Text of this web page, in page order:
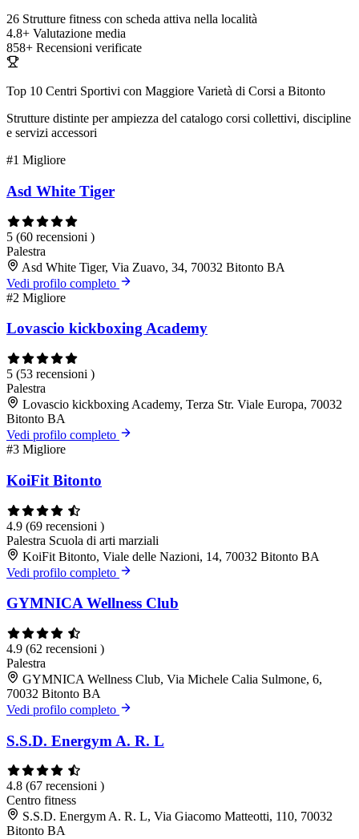
26 Strutture fitness con scheda attiva nella località
4.8+ Valutazione media
858+ Recensioni verificate
Top 10 Centri Sportivi con Maggiore Varietà di Corsi a Bitonto
Strutture distinte per ampiezza del catalogo corsi collettivi, discipline
e servizi accessori
#1 Migliore
Asd White Tiger
5 (60 recensioni )
Palestra
Asd White Tiger, Via Zuavo, 34, 70032 Bitonto BA
Vedi profilo completo
#2 Migliore
Lovascio kickboxing Academy
5 (53 recensioni )
Palestra
Lovascio kickboxing Academy, Terza Str. Viale Europa, 70032
Bitonto BA
Vedi profilo completo
#3 Migliore
KoiFit Bitonto
4.9 (69 recensioni )
Palestra Scuola di arti marziali
KoiFit Bitonto, Viale delle Nazioni, 14, 70032 Bitonto BA
Vedi profilo completo
GYMNICA Wellness Club
4.9 (62 recensioni )
Palestra
GYMNICA Wellness Club, Via Michele Calia Sulmone, 6,
70032 Bitonto BA
Vedi profilo completo
S.S.D. Energym A. R. L
4.8 (67 recensioni )
Centro fitness
S.S.D. Energym A. R. L, Via Giacomo Matteotti, 110, 70032
Bitonto BA